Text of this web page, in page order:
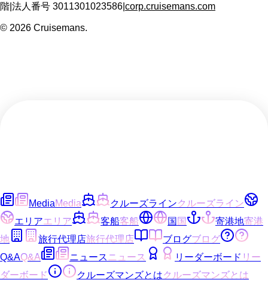
階 法人番号 3011301023586 corp.cruisemans.com
© 2026 Cruisemans.
MediaMedia クルーズラインクルーズライン
エリアエリア 客船客船 国国 寄港地寄港
地
旅行代理店旅行代理店 ブログブログ
Q&AQ&A ニュース ニュース リーダーボード リー
ダーボード
クルーズマンズとはクルーズマンズとは